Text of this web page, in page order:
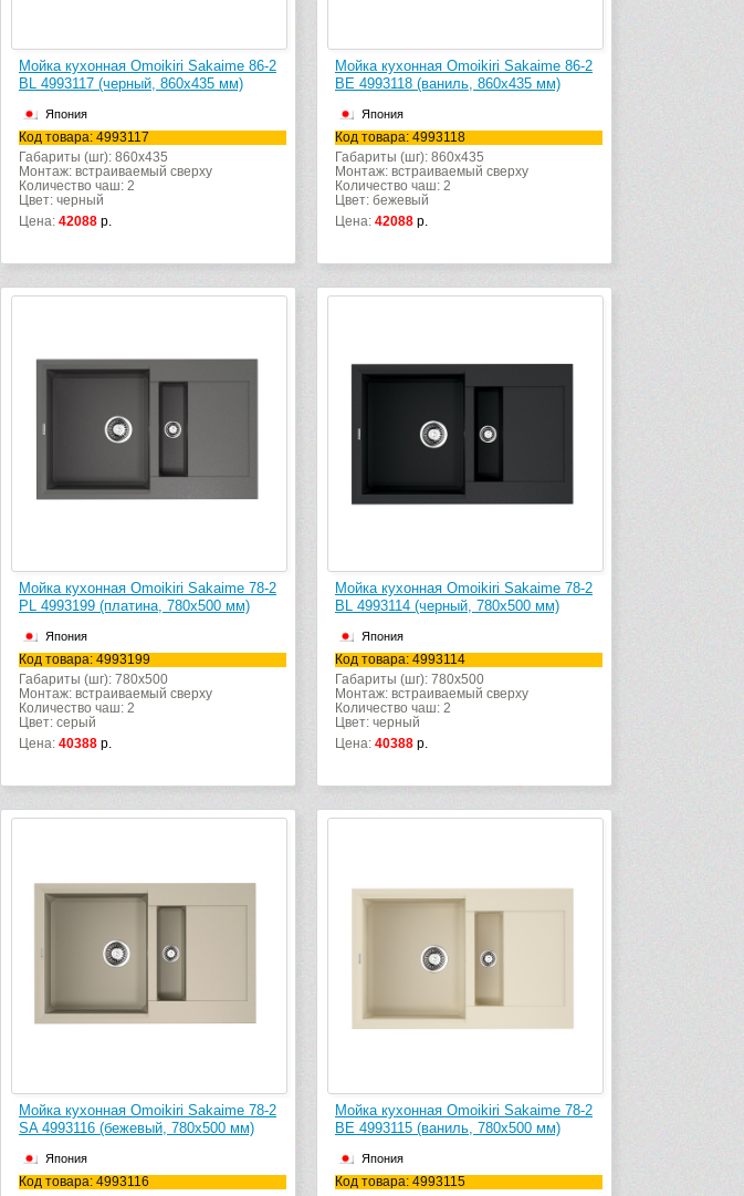
Мойка кухонная Omoikiri Sakaime 86-2
BL 4993117 (черный, 860х435 мм)
Япония
Код товара: 4993117
Габариты (шг): 860x435
Монтаж: встраиваемый сверху
Количество чаш: 2
Цвет: черный
Цена: 42088 р.
Мойка кухонная Omoikiri Sakaime 86-2
BE 4993118 (ваниль, 860х435 мм)
Япония
Код товара: 4993118
Габариты (шг): 860x435
Монтаж: встраиваемый сверху
Количество чаш: 2
Цвет: бежевый
Цена: 42088 р.
Мойка кухонная Omoikiri Sakaime 78-2
PL 4993199 (платина, 780х500 мм)
Япония
Код товара: 4993199
Габариты (шг): 780x500
Монтаж: встраиваемый сверху
Количество чаш: 2
Цвет: серый
Цена: 40388 р.
Мойка кухонная Omoikiri Sakaime 78-2
BL 4993114 (черный, 780х500 мм)
Япония
Код товара: 4993114
Габариты (шг): 780x500
Монтаж: встраиваемый сверху
Количество чаш: 2
Цвет: черный
Цена: 40388 р.
Мойка кухонная Omoikiri Sakaime 78-2
SA 4993116 (бежевый, 780х500 мм)
Япония
Код товара: 4993116
Мойка кухонная Omoikiri Sakaime 78-2
BE 4993115 (ваниль, 780х500 мм)
Япония
Код товара: 4993115